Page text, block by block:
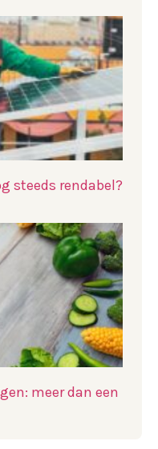
steeds rendabel?
meer dan een